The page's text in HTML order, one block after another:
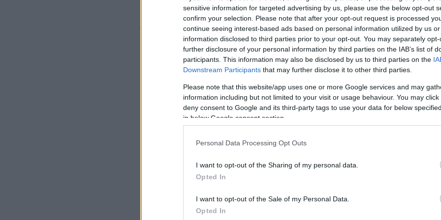
sensitive information for targeted advertising by us, please use the below opt-out
confirm your selection. Please note that after your opt-out request is processed
continue seeing interest-based ads based on personal information utilized by us
information disclosed to third parties prior to your opt-out. You may separately
further disclosure of your personal information by third parties on the IAB’s list of
participants. This information may also be disclosed by us to third parties on the
Downstream Participants that may further disclose it to other third parties.
Please note that this website/app uses one or more Google services and may
information including but not limited to your visit or usage behaviour. You may
deny consent to Google and its third-party tags to use your data for below
in below Google consent section.
Personal Data Processing Opt Outs
I want to opt-out of the Sharing of my personal data.
Opted In
I want to opt-out of the Sale of my Personal Data.
Opted In
«Μόλις επικοινώνησα με την ΕΡΤ και ζήτησα τη διεξαγωγή ντιμπέιτ. Είναι
σημαντικό να κάνουμε έναν ζωντανό και παραγωγικό διάλογο για το
του ΠΑΣΟΚ – Κινήματος Αλλαγής και της χώρας», ανέφερε
ΔΙΑΦΗΜΙΣΗ